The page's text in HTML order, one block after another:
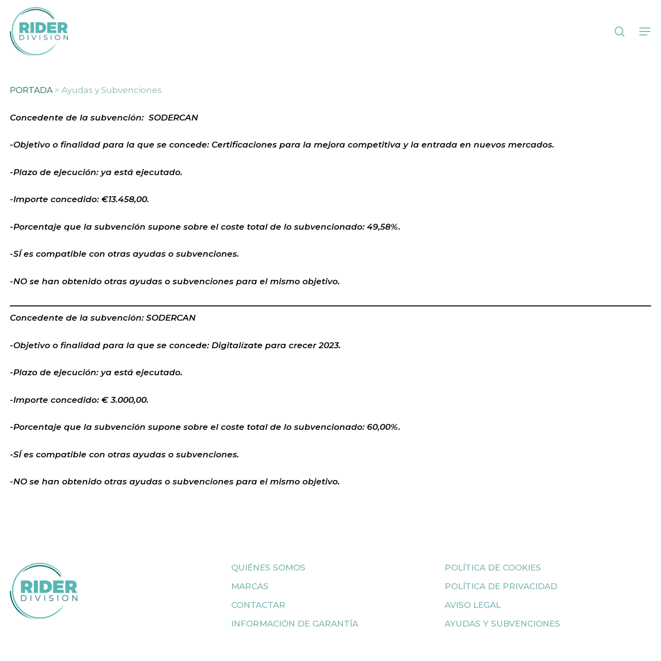
main
content
search
Menu
PORTADA > Ayudas y Subvenciones
Concedente de la subvención: SODERCAN
-Objetivo o finalidad para la que se concede: Certificaciones para la mejora competitiva y la entrada en nuevos mercados.
-Plazo de ejecución: ya está ejecutado.
-Importe concedido: €13.458,00.
-Porcentaje que la subvención supone sobre el coste total de lo subvencionado: 49,58%.
-SÍ es compatible con otras ayudas o subvenciones.
-NO se han obtenido otras ayudas o subvenciones para el mismo objetivo.
Concedente de la subvención: SODERCAN
-Objetivo o finalidad para la que se concede: Digitalízate para crecer 2023.
-Plazo de ejecución: ya está ejecutado.
-Importe concedido: € 3.000,00.
-Porcentaje que la subvención supone sobre el coste total de lo subvencionado: 60,00%.
-SÍ es compatible con otras ayudas o subvenciones.
-NO se han obtenido otras ayudas o subvenciones para el mismo objetivo.
QUIÉNES SOMOS
MARCAS
CONTACTAR
INFORMACIÓN DE GARANTÍA
POLÍTICA DE COOKIES
POLÍTICA DE PRIVACIDAD
AVISO LEGAL
AYUDAS Y SUBVENCIONES